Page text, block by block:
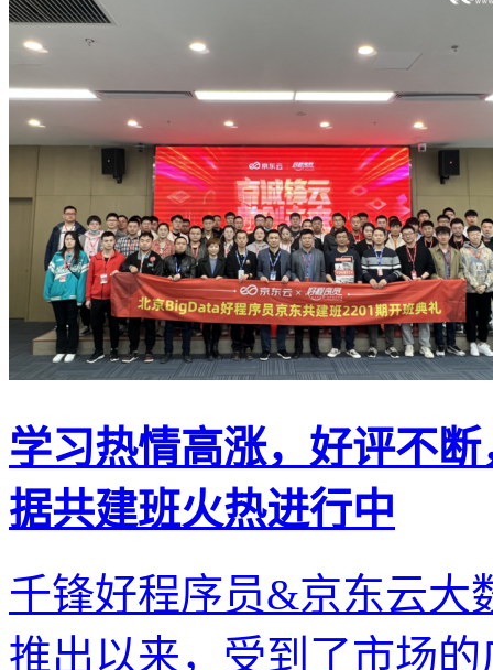
学习热情高涨，好评不
据共建班火热进行中
千锋好程序员&京东云大
推出以来，受到了市场